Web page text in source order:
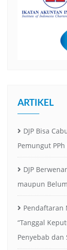
ARTIKEL
DJP Bisa
Pemungut PPh
DJP
maupun
Pendaftaran
“Tanggal
Penyebab dan